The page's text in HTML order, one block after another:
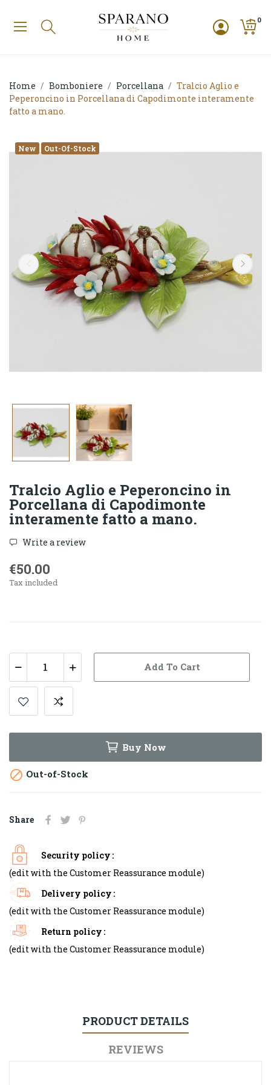
0
Home Bomboniere Porcellana
Tralcio Aglio e
Peperoncino in Porcellana di Capodimonte interamente
fatto a mano.
New Out-Of-Stock
Tralcio Aglio e Peperoncino in
Porcellana di Capodimonte
interamente fatto a mano.
Write a review
€50.00
Tax included
Add To Cart
Buy Now
 Out-of-Stock
Share
Security policy
(edit with the Customer Reassurance module)
Delivery policy
(edit with the Customer Reassurance module)
Return policy
(edit with the Customer Reassurance module)
PRODUCT DETAILS
REVIEWS